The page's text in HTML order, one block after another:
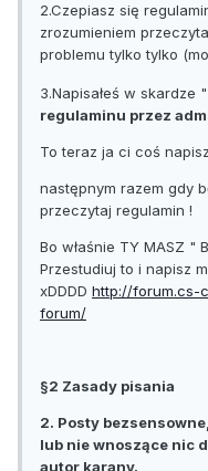
2.Czepiasz się
zrozumieniem
problemu tylko tylko
3.Napisałeś w skardze "
regulaminu przez
To teraz ja ci coś
następnym razem gdy
przeczytaj regulamin !
Bo właśnie TY MASZ "
Przestudiuj to i napisz
xDDDD http://forum.cs-
forum/
§2 Zasady pisania
2. Posty
lub nie wnoszące nic
autor karany.